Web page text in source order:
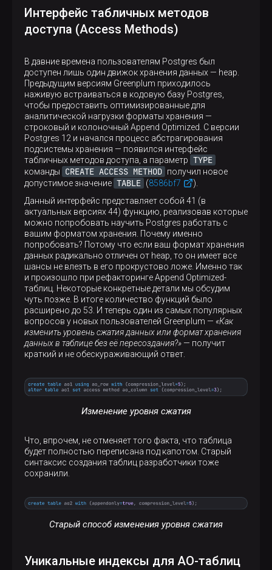
Интерфейс табличных методов
доступа (Access Methods)
В давние времена пользователям Postgres был
доступен лишь один движок хранения данных — heap.
Предыдущим версиям Greenplum приходилось
наживую встраиваться в кодовую базу Postgres,
чтобы предоставить оптимизированные для
аналитической нагрузки форматы хранения —
строковый и колоночный Append Optimized. С версии
Postgres 12 и начался процесс абстрагирования
подсистемы хранения — появился интерфейс
табличных методов доступа, а параметр TYPE
команды CREATE ACCESS METHOD получил новое
допустимое значение TABLE (8586bf7
).
Данный интерфейс представляет собой 41 (в
актуальных версиях 44) функцию, реализовав которые
можно попробовать научить Postgres работать с
вашим форматом хранения. Почему именно
попробовать? Потому что если ваш формат хранения
данных радикально отличен от heap, то он имеет все
шансы не влезть в его прокрустово ложе. Именно так
и произошло при рефакторинге Append Optimized-
таблиц. Некоторые конкретные детали мы обсудим
чуть позже. В итоге количество функций было
расширено до 53. И теперь один из самых популярных
вопросов у новых пользователей Greenplum — «Как
изменить уровень сжатия данных или формат хранения
данных в таблице без её пересоздания?»— получит
краткий и не обескураживающий ответ.
Изменение уровня сжатия
Что, впрочем, не отменяет того факта, что таблица
будет полностью переписана под капотом. Старый
синтаксис создания таблиц разработчики тоже
сохранили.
Старый способ изменения уровня сжатия
Уникальные индексы для AO-таблиц